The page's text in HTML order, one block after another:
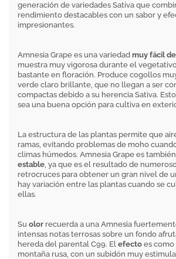
generación de variedades Sativa que
rendimiento destacables con un sabor y
impresionantes.
Amnesia Grape es una variedad muy fácil
muestra muy vigorosa durante el
bastante en floración. Produce cogollos
verde claro brillante, que no llegan a ser
compactas debido a su herencia Sativa.
sea una buena opción para cultiva en
La estructura de las plantas permite que
ramas, evitando problemas de moho
climas húmedos. Amnesia Grape es
estable, ya que es el resultado de
retrocruces para obtener un gran nivel de
hay variación entre las plantas cuando se
ellas.
Su olor recuerda a una Amnesia
intensas notas terrosas sobre un fondo
hereda del parental C99. El efecto es como
montaña rusa, con un subidón muy